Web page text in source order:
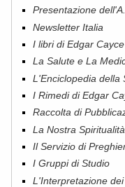
Presentazione
Newsletter Italia
I libri di Edgar Cayce
La Salute e La
L'Enciclopedia della
I Rimedi di Edgar
Raccolta di
La Nostra Spiritualità
Il Servizio di
I Gruppi di Studio
L'Interpretazione